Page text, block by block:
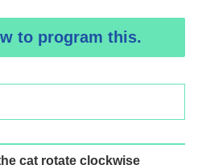
to program this.
cat rotate clockwise